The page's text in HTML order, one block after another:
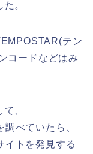
。
テン
コードなどはみ
、
べていたら、
イトを発見する